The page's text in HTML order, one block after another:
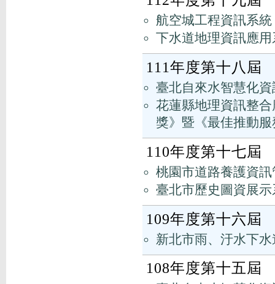
航空城工程資訊系
下水道地理資訊應
111年度第十八屆
臺北自來水智慧化
花蓮縣地理資訊整
獎》暨《最佳推動
110年度第十七屆
桃園市道路養護資
臺北市歷史圖資展
109年度第十六屆
新北市雨、汙水下
108年度第十五屆